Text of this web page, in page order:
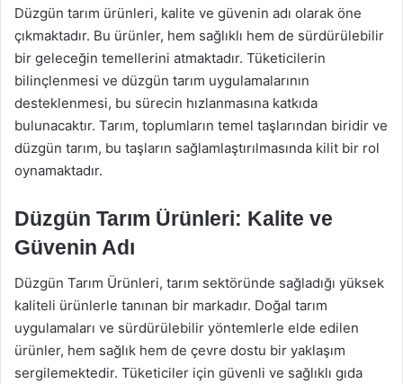
Düzgün tarım ürünleri, kalite ve güvenin adı olarak öne
çıkmaktadır. Bu ürünler, hem sağlıklı hem de sürdürülebilir
bir geleceğin temellerini atmaktadır. Tüketicilerin
bilinçlenmesi ve düzgün tarım uygulamalarının
desteklenmesi, bu sürecin hızlanmasına katkıda
bulunacaktır. Tarım, toplumların temel taşlarından biridir ve
düzgün tarım, bu taşların sağlamlaştırılmasında kilit bir rol
oynamaktadır.
Düzgün Tarım Ürünleri: Kalite ve
Güvenin Adı
Düzgün Tarım Ürünleri, tarım sektöründe sağladığı yüksek
kaliteli ürünlerle tanınan bir markadır. Doğal tarım
uygulamaları ve sürdürülebilir yöntemlerle elde edilen
ürünler, hem sağlık hem de çevre dostu bir yaklaşım
sergilemektedir. Tüketiciler için güvenli ve sağlıklı gıda